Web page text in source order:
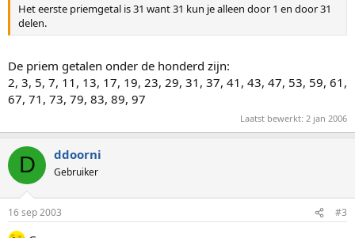
Het eerste priemgetal is 31 want 31 kun je alleen door 1 en door 31
delen.
De priem getalen onder de honderd zijn:
2, 3, 5, 7, 11, 13, 17, 19, 23, 29, 31, 37, 41, 43, 47, 53, 59, 61,
67, 71, 73, 79, 83, 89, 97
Laatst bewerkt: 2 jan 2006
D ddoorni
Gebruiker
16 sep 2003 #3